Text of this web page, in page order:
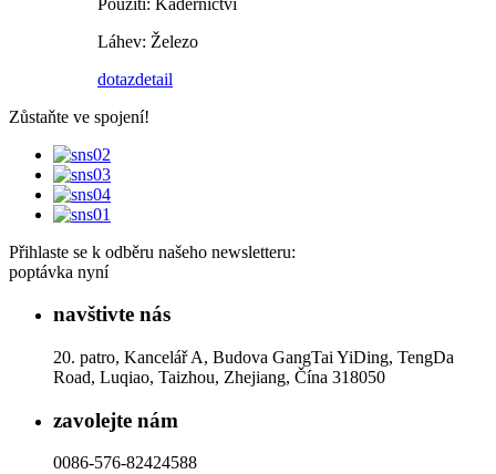
Láhev: Železo
dotazdetail
Zůstaňte ve spojení!
Přihlaste se k odběru našeho newsletteru:
poptávka nyní
navštivte nás
20. patro, Kancelář A, Budova GangTai YiDing, TengDa
Road, Luqiao, Taizhou, Zhejiang, Čína 318050
zavolejte nám
0086-576-82424588